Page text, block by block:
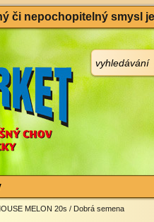
či nepochopitelný smysl
MELON 20s / Dobrá semena